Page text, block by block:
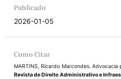
Publicado
2026-01-05
Como Citar
MARTINS, Ricardo Marcondes. Advocacia
Revista de Direito Administrativo e